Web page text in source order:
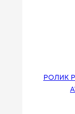
РОЛИК